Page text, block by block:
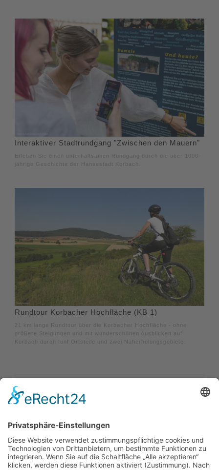
Interaktiver Stadtrundgang "Zwischen den Mauern"
Erleben Sie einen unterhaltsamen Rundgang durch die über 1000-
jährige Geschichte der Hansestadt Korbach.
Rundtour Korbacher Hochfläche (KB 1)
21 km lange Rundtour über die Korbacher Hochfläche - ohne
größere Steigungen und mit wunderschönen Ausblicken auf
Korbach durch fünf Ortsteile und zwei Naherholungsgebiete.